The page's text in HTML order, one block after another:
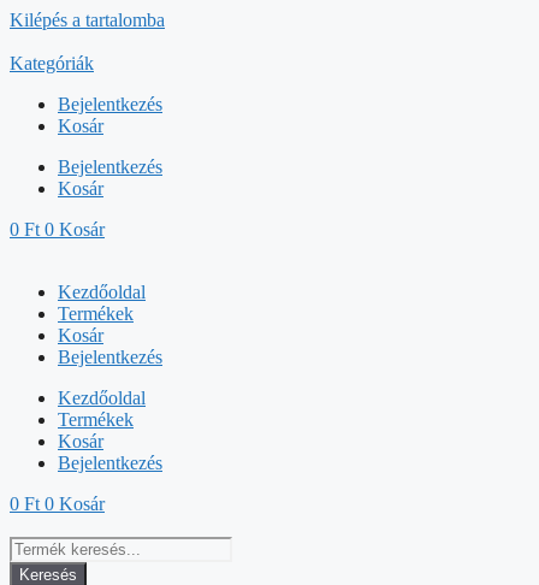
Kilépés a tartalomba
Kategóriák
Bejelentkezés
Kosár
Bejelentkezés
Kosár
0 Ft 0 Kosár
Kezdőoldal
Termékek
Kosár
Bejelentkezés
Kezdőoldal
Termékek
Kosár
Bejelentkezés
0 Ft 0 Kosár
Keresés